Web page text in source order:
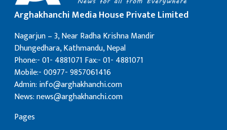
Arghakhanchi Media House Private Limited
Nagarjun – 3, Near Radha Krishna Mandir
Dhungedhara, Kathmandu, Nepal
Phone:- 01- 4881071 Fax:- 01- 4881071
Mobile:- 00977- 9857061416
Admin: info@arghakhanchi.com
News: news@arghakhanchi.com
Pages